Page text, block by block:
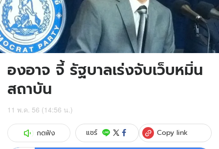
องอาจ จี้ รัฐบาลเร่งจับเว็บหมิ่น
สถาบัน
11 พ.ค. 56 (14:56 น.)
กดฟัง แชร์ Copy link